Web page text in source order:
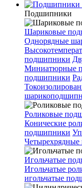
Подшипники
Шариковые
Однорядные
подшипники
Миниатюрные
подшипники
Роликовые
Конические
подшипники
Игольчатые
Игольчатые
игольчатые